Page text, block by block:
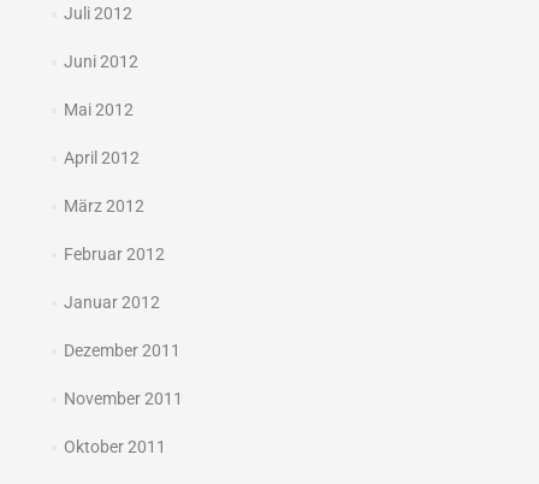
Juli 2012
Juni 2012
Mai 2012
April 2012
März 2012
Februar 2012
Januar 2012
Dezember 2011
November 2011
Oktober 2011